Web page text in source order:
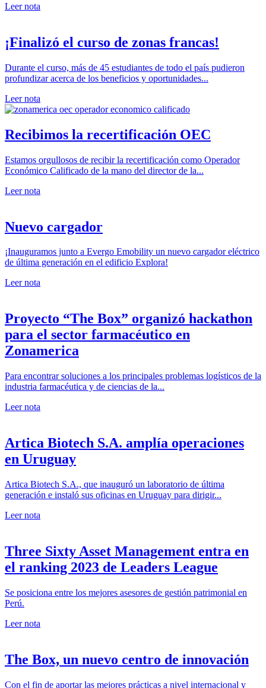
Leer nota
¡Finalizó el curso de zonas francas!
Durante el curso, más de 45 estudiantes de todo el país pudieron
profundizar acerca de los beneficios y oportunidades...
Leer nota
Recibimos la recertificación OEC
Estamos orgullosos de recibir la recertificación como Operador
Económico Calificado de la mano del director de la...
Leer nota
Nuevo cargador
¡Inauguramos junto a Evergo Emobility un nuevo cargador eléctrico
de última generación en el edificio Explora!
Leer nota
Proyecto “The Box” organizó hackathon
para el sector farmacéutico en
Zonamerica
Para encontrar soluciones a los principales problemas logísticos de la
industria farmacéutica y de ciencias de la...
Leer nota
Artica Biotech S.A. amplía operaciones
en Uruguay
Artica Biotech S.A., que inauguró un laboratorio de última
generación e instaló sus oficinas en Uruguay para dirigir...
Leer nota
Three Sixty Asset Management entra en
el ranking 2023 de Leaders League
Se posiciona entre los mejores asesores de gestión patrimonial en
Perú.
Leer nota
The Box, un nuevo centro de innovación
Con el fin de aportar las mejores prácticas a nivel internacional y